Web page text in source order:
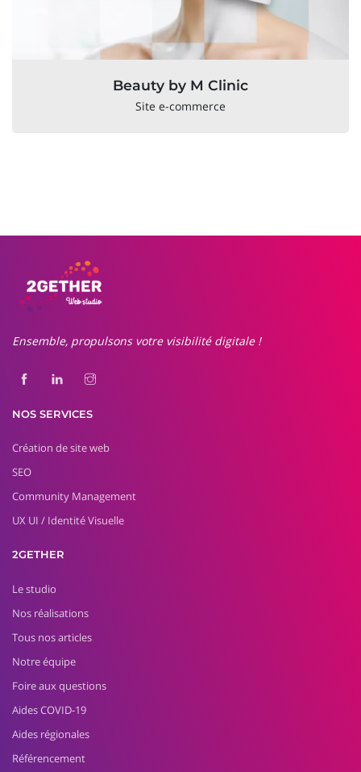
Beauty by M Clinic
Site e-commerce
Ensemble, propulsons votre visibilité digitale !
NOS SERVICES
Création de site web
SEO
Community Management
UX UI / Identité Visuelle
2GETHER
Le studio
Nos réalisations
Tous nos articles
Notre équipe
Foire aux questions
Aides COVID-19
Aides régionales
Référencement